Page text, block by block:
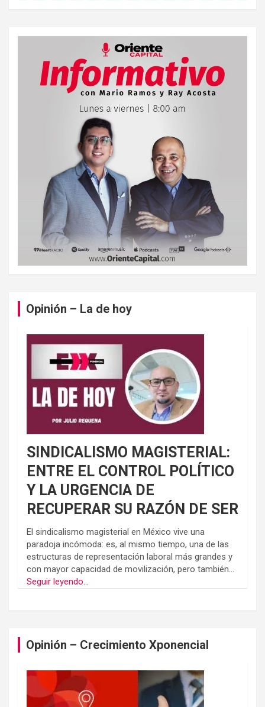
Opinión – La de hoy
SINDICALISMO MAGISTERIAL:
ENTRE EL CONTROL POLÍTICO
Y LA URGENCIA DE
RECUPERAR SU RAZÓN DE SER
El sindicalismo magisterial en México vive una
paradoja incómoda: es, al mismo tiempo, una de las
estructuras de representación laboral más grandes y
con mayor capacidad de movilización, pero también...
Seguir leyendo...
Opinión – Crecimiento Xponencial